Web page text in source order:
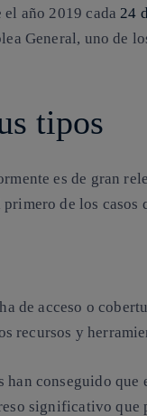
el año 2019 cada24
General, uno de
tipos
es de gran
primero de los casos
de acceso o
recursos y
han conseguido
significativo que